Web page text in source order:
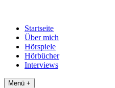
Startseite
Über mich
Hörspiele
Hörbücher
Interviews
Menü +